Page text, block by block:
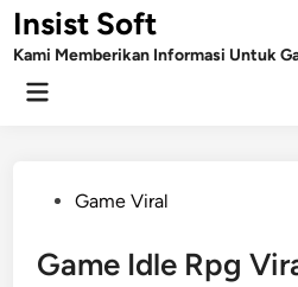
Skip
toInsist Soft
Kami Memberikan Informasi Untuk
Main
PostedGame Viral
Game Idle Rpg